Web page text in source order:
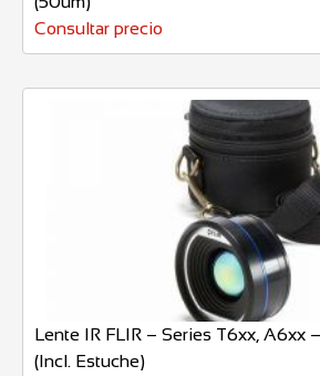
Consultar precio
Lente IR FLIR – Series T6xx, A6xx
(Incl. Estuche)